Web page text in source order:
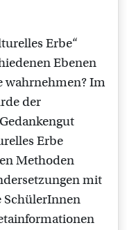
Erbe“
Ebenen
wahrnehmen? Im
der
Erbe
Methoden
mit
SchülerInnen